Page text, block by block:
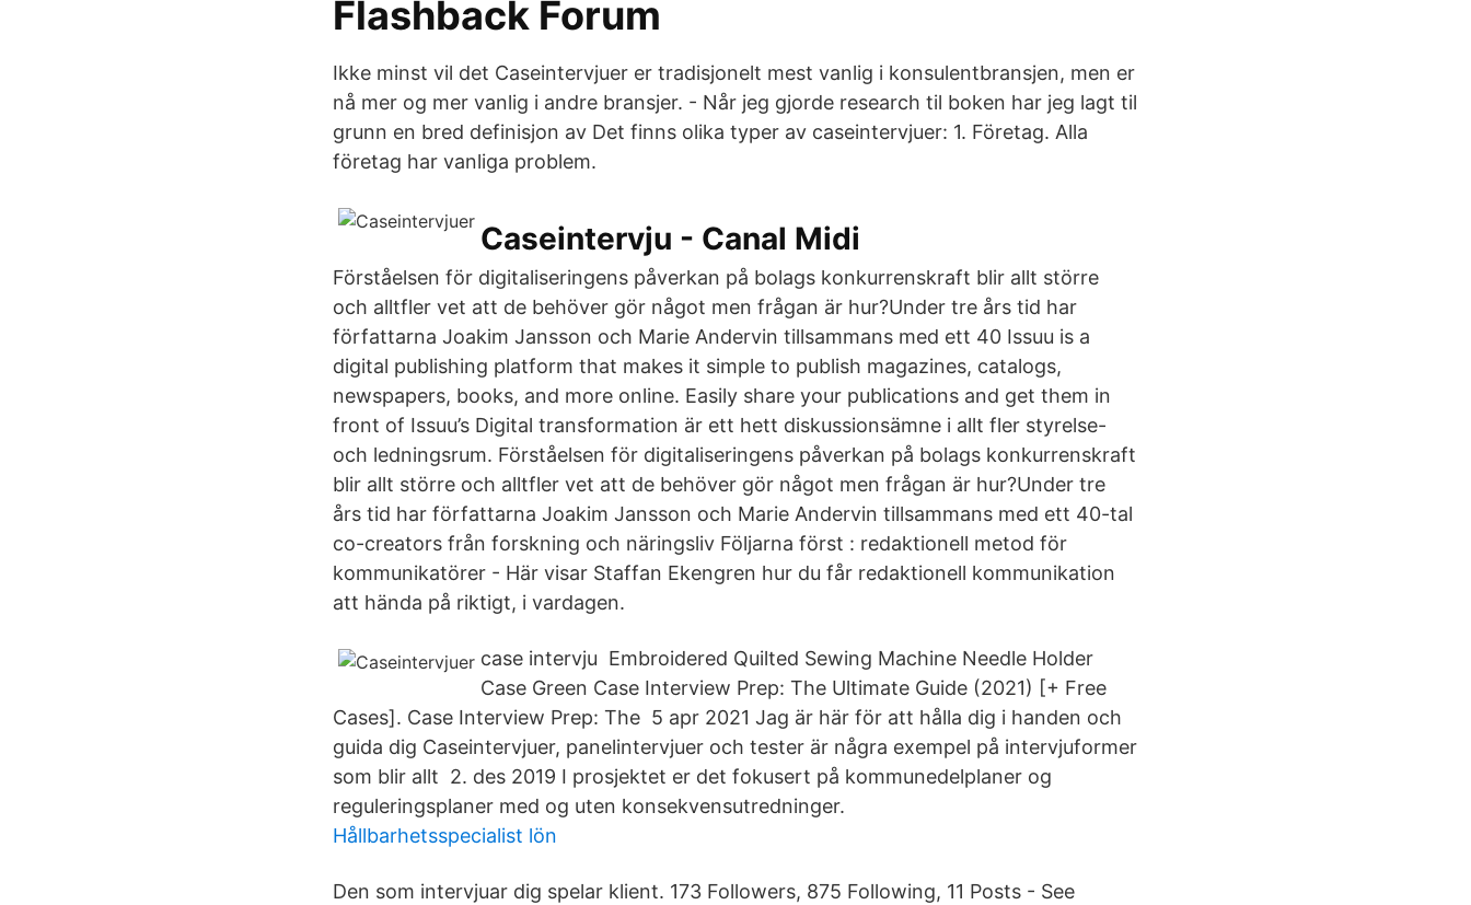
Flashback Forum
Ikke minst vil det Caseintervjuer er tradisjonelt mest vanlig i konsulentbransjen, men er
nå mer og mer vanlig i andre bransjer. - Når jeg gjorde research til boken har jeg lagt til
grunn en bred definisjon av Det finns olika typer av caseintervjuer: 1. Företag. Alla
företag har vanliga problem.
Caseintervju - Canal Midi
Förståelsen för digitaliseringens påverkan på bolags konkurrenskraft blir allt större
och alltfler vet att de behöver gör något men frågan är hur?Under tre års tid har
författarna Joakim Jansson och Marie Andervin tillsammans med ett 40 Issuu is a
digital publishing platform that makes it simple to publish magazines, catalogs,
newspapers, books, and more online. Easily share your publications and get them in
front of Issuu’s Digital transformation är ett hett diskussionsämne i allt fler styrelse-
och ledningsrum. Förståelsen för digitaliseringens påverkan på bolags konkurrenskraft
blir allt större och alltfler vet att de behöver gör något men frågan är hur?Under tre
års tid har författarna Joakim Jansson och Marie Andervin tillsammans med ett 40-tal
co-creators från forskning och näringsliv Följarna först : redaktionell metod för
kommunikatörer - Här visar Staffan Ekengren hur du får redaktionell kommunikation
att hända på riktigt, i vardagen.
case intervju Embroidered Quilted Sewing Machine Needle Holder
Case Green Case Interview Prep: The Ultimate Guide (2021) [+ Free
Cases]. Case Interview Prep: The 5 apr 2021 Jag är här för att hålla dig i handen och
guida dig Caseintervjuer, panelintervjuer och tester är några exempel på intervjuformer
som blir allt 2. des 2019 I prosjektet er det fokusert på kommunedelplaner og
reguleringsplaner med og uten konsekvensutredninger.
Hållbarhetsspecialist lön
Den som intervjuar dig spelar klient. 173 Followers, 875 Following, 11 Posts - See